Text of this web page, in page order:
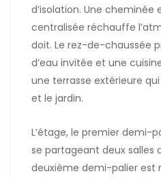
d’isolation. Une
centralisée réchauffe
doit. Le rez-de-chaussée
d’eau invitée et une
une terrasse extérieure
et le jardin.
L’étage, le premier demi-
se partageant deux salles
deuxième demi-palier est